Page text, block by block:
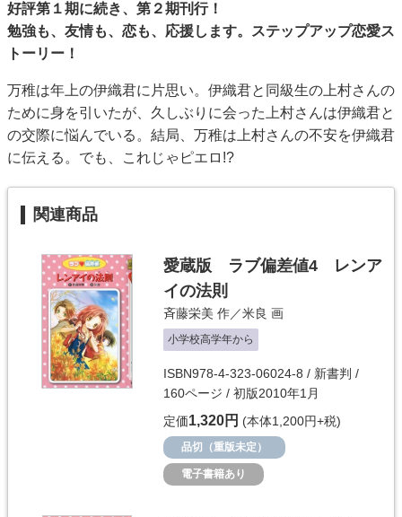
好評第１期に続き、第２期刊行！
勉強も、友情も、恋も、応援します。ステップアップ恋愛ス
トーリー！
万稚は年上の伊織君に片思い。伊織君と同級生の上村さんの
ために身を引いたが、久しぶりに会った上村さんは伊織君と
の交際に悩んでいる。結局、万稚は上村さんの不安を伊織君
に伝える。でも、これじゃピエロ!?
関連商品
愛蔵版 ラブ偏差値4 レンア
イの法則
斉藤栄美 作／米良 画
小学校高学年から
ISBN978-4-323-06024-8 / 新書判 /
160ページ / 初版2010年1月
定価1,320円 (本体1,200円+税)
品切（重版未定）
電子書籍あり